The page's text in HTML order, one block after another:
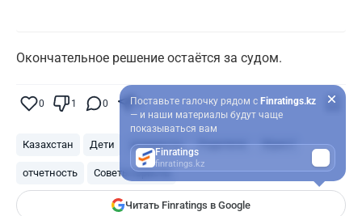
Окончательное решение остаётся за судом.
0 1 0 0
Казахстан Дети алименты Родители Юрист
отчетность Советы юриста
Читать Finratings в Google
Поставьте галочку рядом с Finratings.kz
— и наши материалы будут чаще
показываться вам
Finratings
finratings.kz